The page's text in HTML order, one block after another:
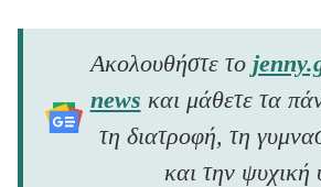
Ακολουθήστε το
news και μάθετε τα
τη διατροφή, τη
και την ψυχική